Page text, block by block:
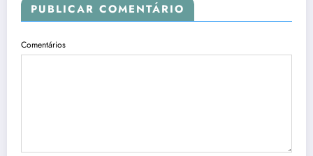
PUBLICAR COMENTÁRIO
Comentários